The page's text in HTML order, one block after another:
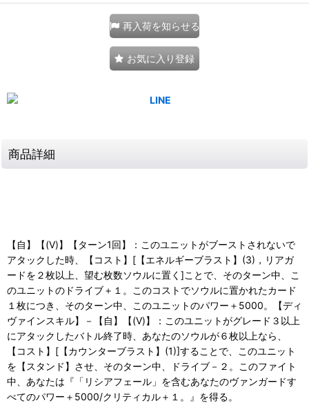
再入荷を知らせる
お気に入り登録
商品詳細
【自】【(V)】【ターン1回】：このユニットがブーストされないで
アタックした時、【コスト】[【エネルギーブラスト】(3)，リアガ
ードを２枚以上、望む枚数ソウルに置く]ことで、そのターン中、こ
のユニットのドライブ＋１。このコストでソウルに置かれたカード
１枚につき、そのターン中、このユニットのパワー＋5000。【ディ
ヴァインスキル】－【自】【(V)】：このユニットがグレード３以上
にアタックしたバトル終了時、あなたのソウルが６枚以上なら、
【コスト】[【カウンターブラスト】(1)]することで、このユニット
を【スタンド】させ、そのターン中、ドライブ－２。このファイト
中、あなたは『「リシアフェール」を含むあなたのヴァンガードす
べてのパワー＋5000/クリティカル＋１。』を得る。